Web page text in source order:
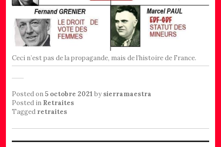
Ceci n’est pas de la propagande, mais de l’histoire de France.
Posted on5 octobre 2021 by sierramaestra
Posted in Retraites
Tagged retraites